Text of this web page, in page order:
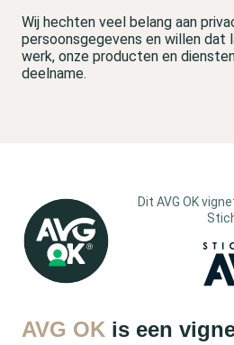
Wij hechten veel belang aan
persoonsgegevens en willen dat
werk, onze producten en
deelname.
Dit AVG OK
AVG OK is een